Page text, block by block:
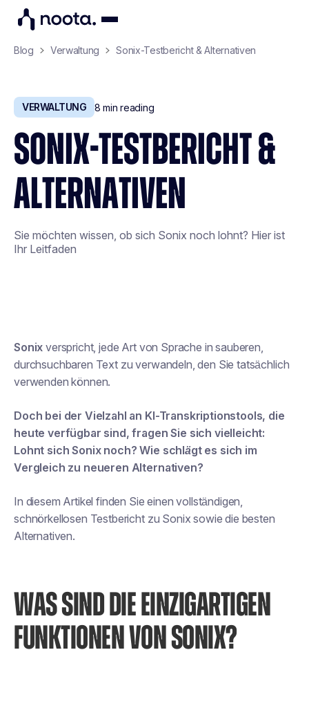
Blog Verwaltung Sonix-Testbericht & Alternativen
VERWALTUNG 8 min reading
SONIX-TESTBERICHT &
ALTERNATIVEN
Sie möchten wissen, ob sich Sonix noch lohnt? Hier ist
Ihr Leitfaden
Sonix verspricht, jede Art von Sprache in sauberen,
durchsuchbaren Text zu verwandeln, den Sie tatsächlich
verwenden können.
Doch bei der Vielzahl an KI-Transkriptionstools, die
heute verfügbar sind, fragen Sie sich vielleicht:
Lohnt sich Sonix noch? Wie schlägt es sich im
Vergleich zu neueren Alternativen?
In diesem Artikel finden Sie einen vollständigen,
schnörkellosen Testbericht zu Sonix sowie die besten
Alternativen.
WAS SIND DIE EINZIGARTIGEN
FUNKTIONEN VON SONIX?